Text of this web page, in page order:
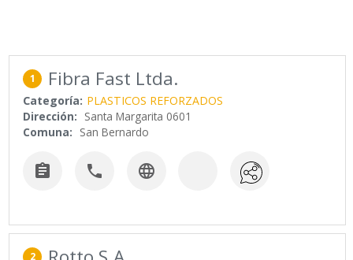
1 Fibra Fast Ltda.
Categoría: PLASTICOS REFORZADOS
Dirección: Santa Margarita 0601
Comuna: San Bernardo
  
2